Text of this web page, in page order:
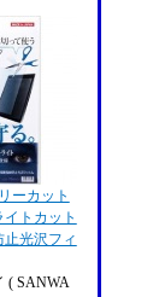
ーカット
トカット
光沢フィ
( SANWA